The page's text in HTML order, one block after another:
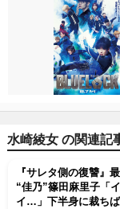
水崎綾女 の関連記
『サレタ側の復讐』
“佳乃”篠田麻里子「
イ…」下半身に裁ち